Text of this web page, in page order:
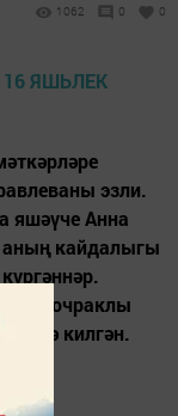
1062 0 0
эзли.
яшәүче Анна
аның кайдалыгы
очраклы
килгән.